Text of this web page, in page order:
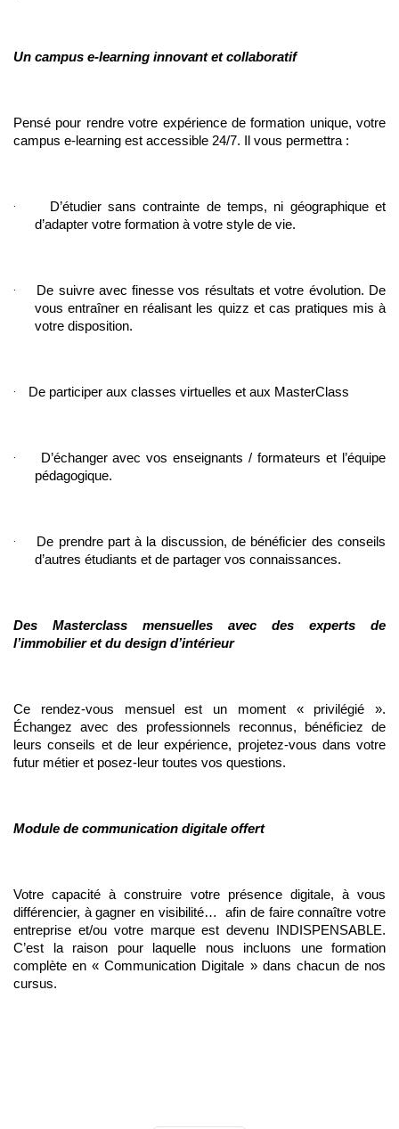
Un campus e-learning innovant et collaboratif
Pensé pour rendre votre expérience de formation unique, votre
campus e-learning est accessible 24/7. Il vous permettra :
·
D’étudier sans contrainte de temps, ni géographique et
d’adapter votre formation à votre style de vie.
·
De suivre avec finesse vos résultats et votre évolution. De
vous entraîner en réalisant les quizz et cas pratiques mis à
votre disposition.
· De participer aux classes virtuelles et aux MasterClass
·
D’échanger avec vos enseignants / formateurs et l’équipe
pédagogique.
·
De prendre part à la discussion, de bénéficier des conseils
d’autres étudiants et de partager vos connaissances.
Des Masterclass mensuelles avec des experts de
l’immobilier et du design d’intérieur
Ce rendez-vous mensuel est un moment « privilégié ».
Échangez avec des professionnels reconnus, bénéficiez de
leurs conseils et de leur expérience, projetez-vous dans votre
futur métier et posez-leur toutes vos questions.
Module de communication digitale offert
Votre capacité à construire votre présence digitale, à vous
différencier, à gagner en visibilité…  afin de faire connaître votre
entreprise et/ou votre marque est devenu INDISPENSABLE.
C’est la raison pour laquelle nous incluons une formation
complète en « Communication Digitale » dans chacun de nos
cursus.